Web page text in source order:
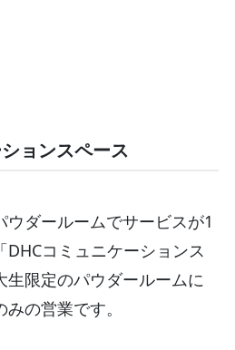
ョンスペース
ダールームでサービスが1
コミュニケーションス
生限定のパウダールームに
の営業です。